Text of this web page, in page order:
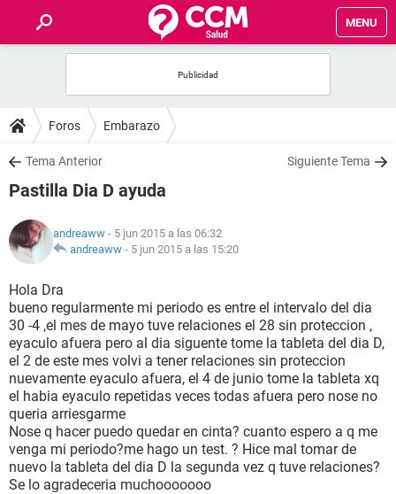
MENU
FOROS
SALUD
NUTRICIÓN
BIENESTAR
SEXUALIDAD
GLOSARIO
Foros Embarazo
Tema Anterior Siguiente Tema
Pastilla Dia D ayuda
andreaww - 5 jun 2015 a las 06:32
andreaww - 5 jun 2015 a las 15:20
Hola Dra
bueno regularmente mi periodo es entre el intervalo del dia
30 -4 ,el mes de mayo tuve relaciones el 28 sin proteccion ,
eyaculo afuera pero al dia siguente tome la tableta del dia D,
el 2 de este mes volvi a tener relaciones sin proteccion
nuevamente eyaculo afuera, el 4 de junio tome la tableta xq
el habia eyaculo repetidas veces todas afuera pero nose no
queria arriesgarme
Nose q hacer puedo quedar en cinta? cuanto espero a q me
venga mi periodo?me hago un test. ? Hice mal tomar de
nuevo la tableta del dia D la segunda vez q tuve relaciones?
Se lo agradeceria muchooooooo